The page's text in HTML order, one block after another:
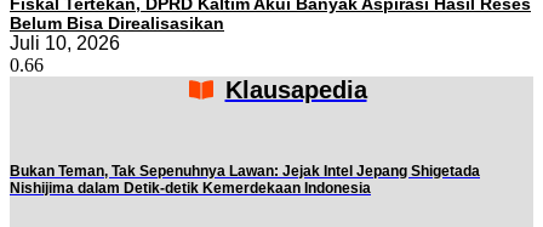
Belum Bisa Direalisasikan
Juli 10, 2026
Klausapedia
Bukan Teman, Tak Sepenuhnya Lawan: Jejak Intel Jepang Shigetada
Nishijima dalam Detik-detik Kemerdekaan Indonesia